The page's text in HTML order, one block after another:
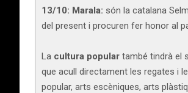
13/10: Marala: són la catalana
del present i procuren fer honor al
La cultura popular també tindrà el
que acull directament les regates i
popular, arts escèniques, arts